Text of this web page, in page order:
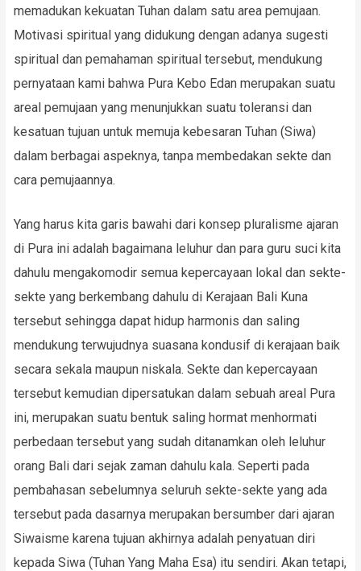
memadukan kekuatan Tuhan dalam satu area pemujaan.
Motivasi spiritual yang didukung dengan adanya sugesti
spiritual dan pemahaman spiritual tersebut, mendukung
pernyataan kami bahwa Pura Kebo Edan merupakan suatu
areal pemujaan yang menunjukkan suatu toleransi dan
kesatuan tujuan untuk memuja kebesaran Tuhan (Siwa)
dalam berbagai aspeknya, tanpa membedakan sekte dan
cara pemujaannya.
Yang harus kita garis bawahi dari konsep pluralisme ajaran
di Pura ini adalah bagaimana leluhur dan para guru suci kita
dahulu mengakomodir semua kepercayaan lokal dan sekte-
sekte yang berkembang dahulu di Kerajaan Bali Kuna
tersebut sehingga dapat hidup harmonis dan saling
mendukung terwujudnya suasana kondusif di kerajaan baik
secara sekala maupun niskala. Sekte dan kepercayaan
tersebut kemudian dipersatukan dalam sebuah areal Pura
ini, merupakan suatu bentuk saling hormat menhormati
perbedaan tersebut yang sudah ditanamkan oleh leluhur
orang Bali dari sejak zaman dahulu kala. Seperti pada
pembahasan sebelumnya seluruh sekte-sekte yang ada
tersebut pada dasarnya merupakan bersumber dari ajaran
Siwaisme karena tujuan akhirnya adalah penyatuan diri
kepada Siwa (Tuhan Yang Maha Esa) itu sendiri. Akan tetapi,